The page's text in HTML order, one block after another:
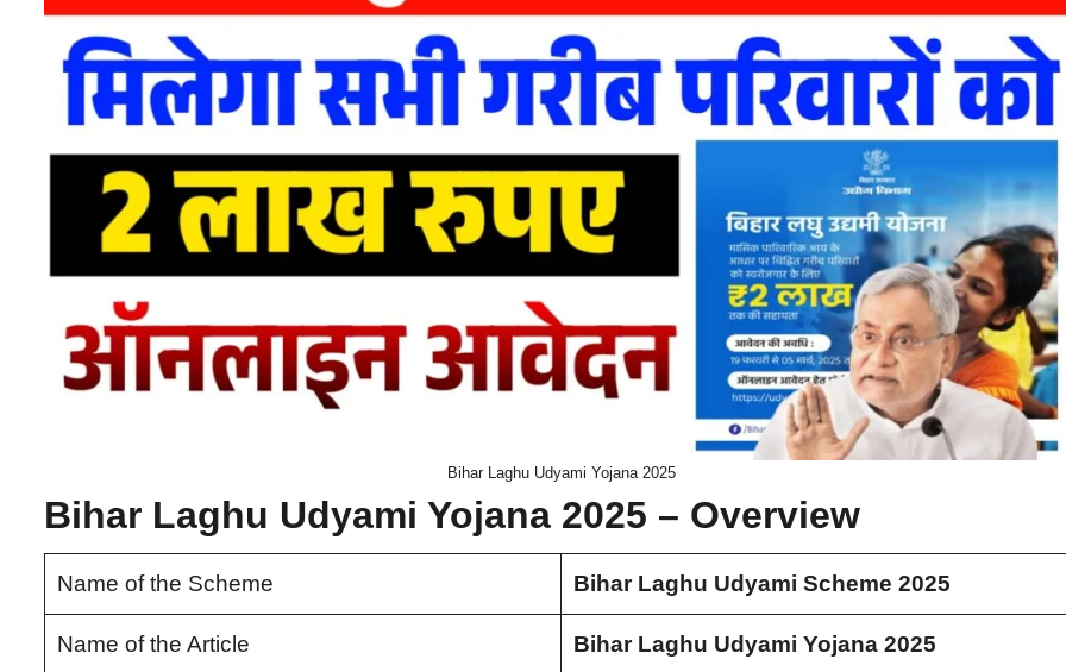
Bihar Laghu Udyami Yojana 2025
Bihar Laghu Udyami Yojana 2025 – Overview
Name of the Scheme Bihar Laghu Udyami Scheme 2025
Name of the Article Bihar Laghu Udyami Yojana 2025